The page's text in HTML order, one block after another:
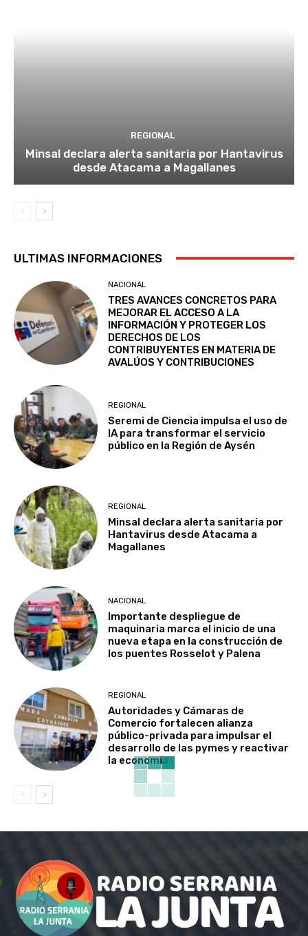
REGIONAL
Minsal declara alerta sanitaria por Hantavirus
desde Atacama a Magallanes
ULTIMAS INFORMACIONES
NACIONAL
TRES AVANCES CONCRETOS PARA
MEJORAR EL ACCESO A LA
INFORMACIÓN Y PROTEGER LOS
DERECHOS DE LOS
CONTRIBUYENTES EN MATERIA DE
AVALÚOS Y CONTRIBUCIONES
REGIONAL
Seremi de Ciencia impulsa el uso de
IA para transformar el servicio
público en la Región de Aysén
REGIONAL
Minsal declara alerta sanitaria por
Hantavirus desde Atacama a
Magallanes
NACIONAL
Importante despliegue de
maquinaria marca el inicio de una
nueva etapa en la construcción de
los puentes Rosselot y Palena
REGIONAL
Autoridades y Cámaras de
Comercio fortalecen alianza
público-privada para impulsar el
desarrollo de las pymes y reactivar
la economía